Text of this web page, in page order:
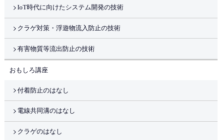
IoT時代に向けたシステム開発の技術
クラゲ対策・浮遊物流入防止の技術
有害物質等流出防止の技術
おもしろ講座
付着防止のはなし
電線共同溝のはなし
クラゲのはなし